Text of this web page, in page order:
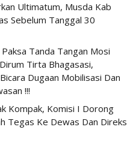
Ultimatum, Musda Kab
Sebelum Tanggal 30
Tanda Tangan Mosi
Tirta Bhagasasi,
Dugaan Mobilisasi Dan
!!!
Kompak, Komisi I Dorong
Tegas Ke Dewas Dan